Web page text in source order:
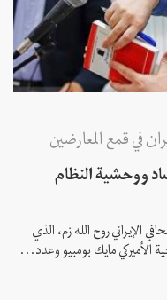
في قمع المعارضين
ووحشية النظام
الإيراني روح الله زم، الذي
الأميركي مايك بومبيو وعدد...